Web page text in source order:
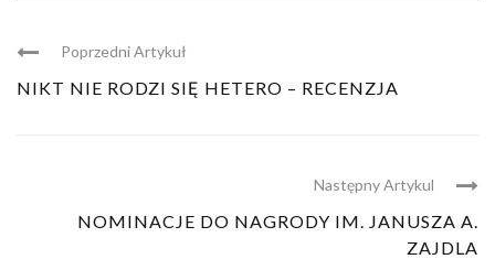
Poprzedni Artykuł
NIKT NIE RODZI SIĘ HETERO – RECENZJA
Następny Artykul
NOMINACJE DO NAGRODY IM. JANUSZA A.
ZAJDLA